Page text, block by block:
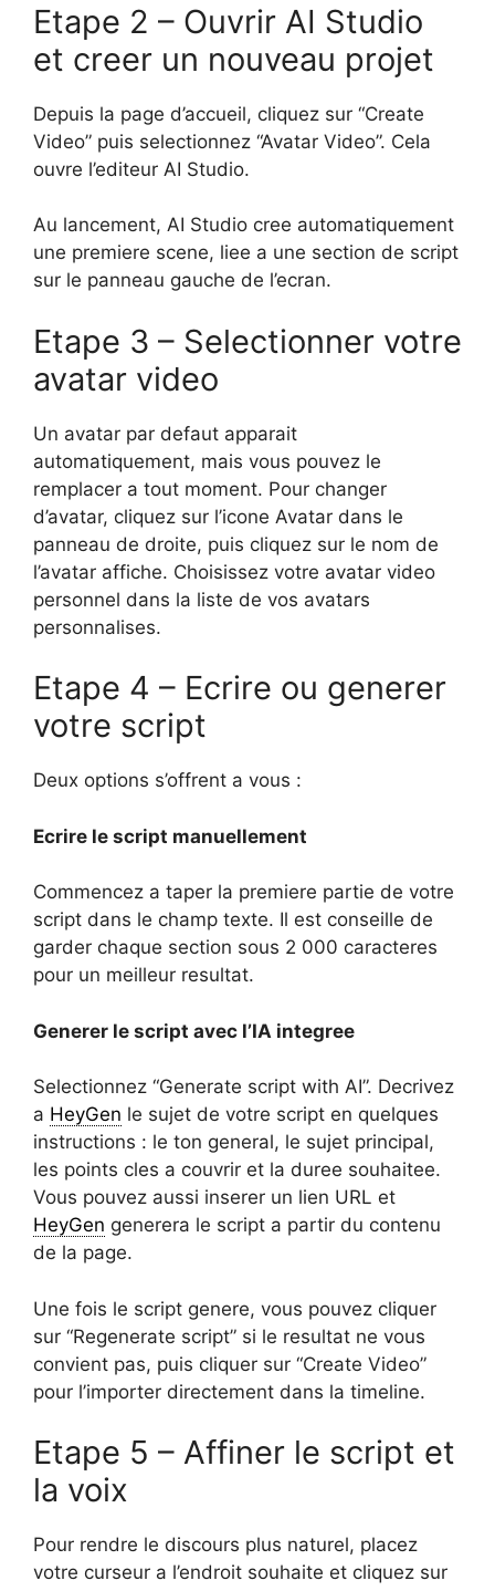
Etape 2 – Ouvrir AI Studio
et creer un nouveau projet
Depuis la page d’accueil, cliquez sur “Create
Video” puis selectionnez “Avatar Video”. Cela
ouvre l’editeur AI Studio.
Au lancement, AI Studio cree automatiquement
une premiere scene, liee a une section de script
sur le panneau gauche de l’ecran.
Etape 3 – Selectionner votre
avatar video
Un avatar par defaut apparait
automatiquement, mais vous pouvez le
remplacer a tout moment. Pour changer
d’avatar, cliquez sur l’icone Avatar dans le
panneau de droite, puis cliquez sur le nom de
l’avatar affiche. Choisissez votre avatar video
personnel dans la liste de vos avatars
personnalises.
Etape 4 – Ecrire ou generer
votre script
Deux options s’offrent a vous :
Ecrire le script manuellement
Commencez a taper la premiere partie de votre
script dans le champ texte. Il est conseille de
garder chaque section sous 2 000 caracteres
pour un meilleur resultat.
Generer le script avec l’IA integree
Selectionnez “Generate script with AI”. Decrivez
a HeyGen le sujet de votre script en quelques
instructions : le ton general, le sujet principal,
les points cles a couvrir et la duree souhaitee.
Vous pouvez aussi inserer un lien URL et
HeyGen generera le script a partir du contenu
de la page.
Une fois le script genere, vous pouvez cliquer
sur “Regenerate script” si le resultat ne vous
convient pas, puis cliquer sur “Create Video”
pour l’importer directement dans la timeline.
Etape 5 – Affiner le script et
la voix
Pour rendre le discours plus naturel, placez
votre curseur a l’endroit souhaite et cliquez sur